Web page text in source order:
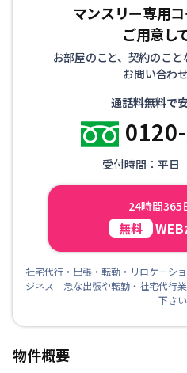
マンスリー専用
ご用意し
お部屋のこと、契約のこ
お問い合わ
通話料無料で
受付時間：平
24時間365
無料
社宅代行・出張・転勤・リロケーシ
ジネス 急な出張や転勤・社宅代行
下さい
物件概要